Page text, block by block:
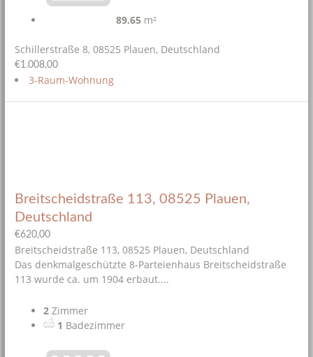
89.65 m²
Schillerstraße 8, 08525 Plauen, Deutschland
€1.008,00
3-Raum-Wohnung
Breitscheidstraße 113, 08525 Plauen,
Deutschland
€620,00
Breitscheidstraße 113, 08525 Plauen, Deutschland
Das denkmalgeschützte 8-Parteienhaus Breitscheidstraße
113 wurde ca. um 1904 erbaut....
2 Zimmer
1 Badezimmer